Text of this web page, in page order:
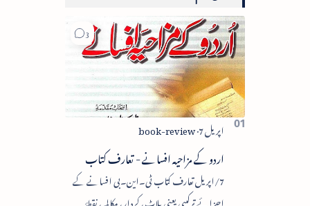
اردو کے مزاحیہ افسانے - تعارف کتاب
7/اپریل تعارف کتاب ٹی۔این۔بی افسانے کے
اجزائے ترکیبی یعنی پلاٹ، کردار، مکالمہ، نقطۂ